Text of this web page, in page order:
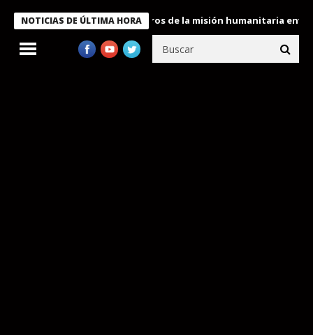
NOTICIAS DE ÚLTIMA HORA
condecora a miembros de la misión humanitaria enviada a